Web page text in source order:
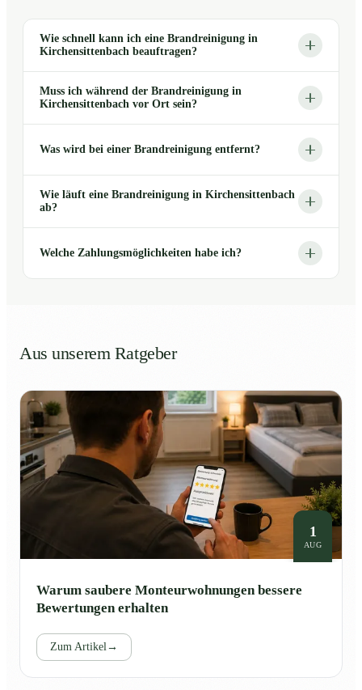
Wie schnell kann ich eine Brandreinigung in
Kirchensittenbach beauftragen?
Muss ich während der Brandreinigung in
Kirchensittenbach vor Ort sein?
Was wird bei einer Brandreinigung entfernt?
Wie läuft eine Brandreinigung in Kirchensittenbach
ab?
Welche Zahlungsmöglichkeiten habe ich?
Aus unserem Ratgeber
1
AUG
Warum saubere Monteurwohnungen bessere
Bewertungen erhalten
Zum Artikel→